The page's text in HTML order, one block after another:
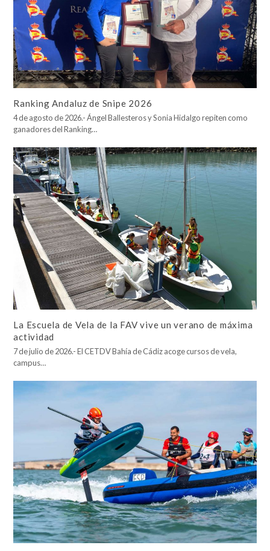
Ranking Andaluz de Snipe 2026
4 de agosto de 2026.- Ángel Ballesteros y Sonia Hidalgo repiten como
ganadores del Ranking…
La Escuela de Vela de la FAV vive un verano de máxima
actividad
7 de julio de 2026.- El CETDV Bahía de Cádiz acoge cursos de vela,
campus…